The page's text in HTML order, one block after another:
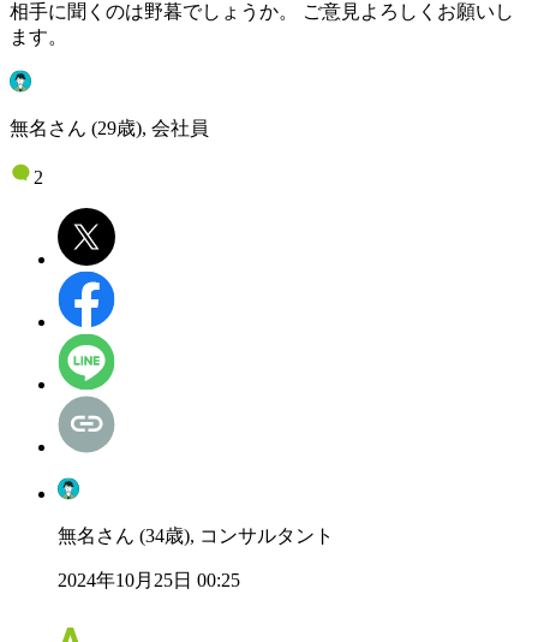
相手に聞くのは野暮でしょうか。 ご意見よろしくお願いし
ます。
無名さん (29歳), 会社員
2
無名さん (34歳), コンサルタント
2024年10月25日 00:25